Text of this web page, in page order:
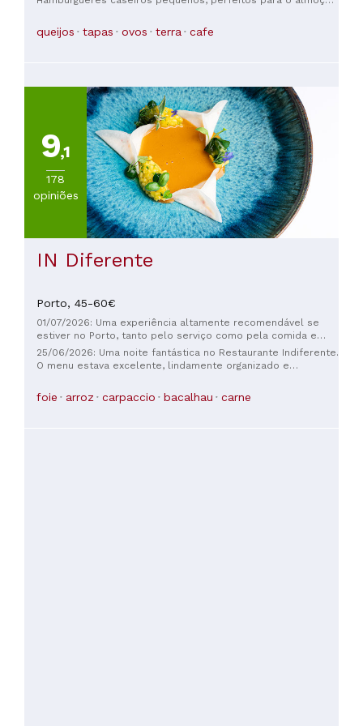
hambúrgueres comuns. O ambiente é agradável e
descontraído. O garçom é muito simpático. Os preços
queijos tapas ovos terra cafe
9,1
178
opiniões
IN Diferente
Porto, 45-60€
01/07/2026: Uma experiência altamente recomendável se
estiver no Porto, tanto pelo serviço como pela comida e
pelo ambiente do restaurante.
25/06/2026: Uma noite fantástica no Restaurante Indiferente.
O menu estava excelente, lindamente organizado e
acolhedor, e o ambiente era muito agradável. Uma visita
obrigatória quando estiver no Porto. Muito obrigada por esta
foie arroz carpaccio bacalhau carne